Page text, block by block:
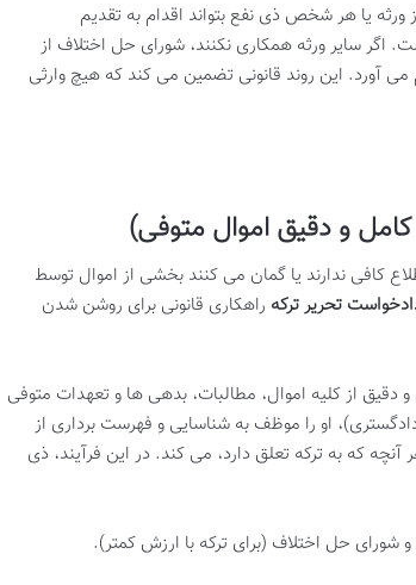
ورثه یا هر شخص ذی نفع بتواند اقدام به تقدیم
اگر سایر ورثه همکاری نکنند، شورای حل اختلاف از
آورد. این روند قانونی تضمین می کند که هیچ وارثی
و دقیق اموال متوفی)
کافی ندارند یا گمان می کنند بخشی از اموال توسط
تحریر ترکه راهکاری قانونی برای روشن شدن
دقیق از کلیه اموال، مطالبات، بدهی ها و تعهدات متوفی
او را موظف به شناسایی و فهرست برداری از
آنچه که به ترکه تعلق دارد، می کند. در این فرآیند، ذی
شورای حل اختلاف (برای ترکه با ارزش کمتر).